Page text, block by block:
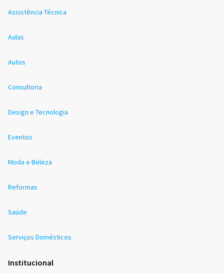
Assistência Técnica
Aulas
Autos
Consultoria
Design e Tecnologia
Eventos
Moda e Beleza
Reformas
Saúde
Serviços Domésticos
Institucional